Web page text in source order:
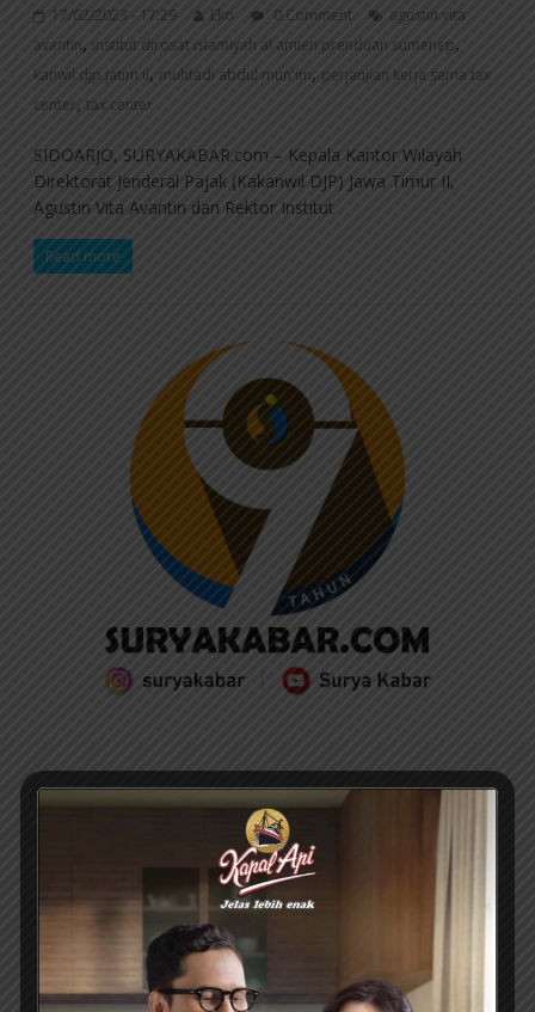
17/02/2023 - 17:29 Eko 0 Comment
agustin vita
avantin, institut dirosat islamiyah al amien prenduan sumenep,
kanwil djp jatim ii , muhtadi abdul mun'im, perjanjian kerja sama tax
center, tax center
SIDOARJO, SURYAKABAR.com – Kepala Kantor Wilayah
Direktorat Jenderal Pajak (Kakanwil DJP) Jawa Timur II,
Agustin Vita Avantin dan Rektor Institut
Read more